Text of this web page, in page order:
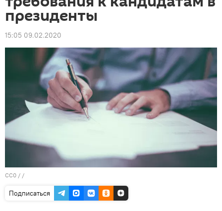
президенты
15:05 09.02.2020
CC0 / /
Подписаться